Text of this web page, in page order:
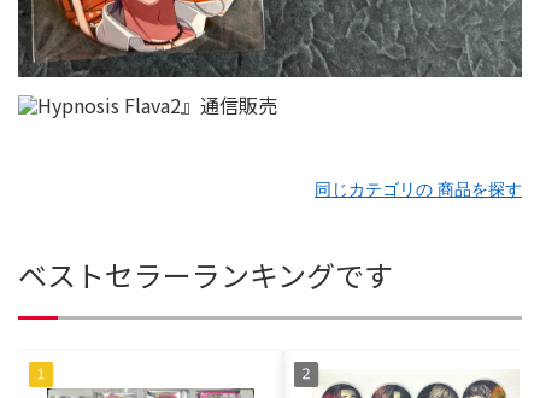
同じカテゴリの 商品を探す
ベストセラーランキングです